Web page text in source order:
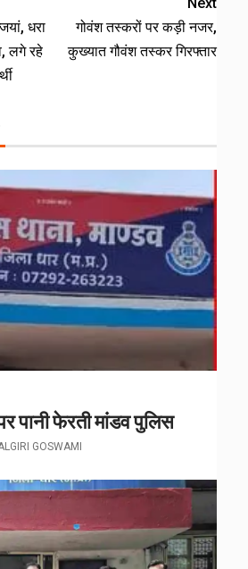
धरा
लगे रहे
गोवंश तस्करों पर कड़ी नजर,
कुख्यात गौवंश तस्कर गिरफ्तार
पानी फेरती मांडव पुलिस
GOSWAMI